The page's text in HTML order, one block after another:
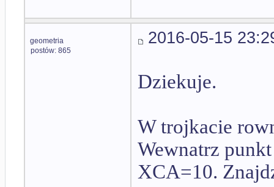
geometria
postów: 865
2016-05-15
Dziekuje.
W trojkacie
Wewnatrz
XCA=10.